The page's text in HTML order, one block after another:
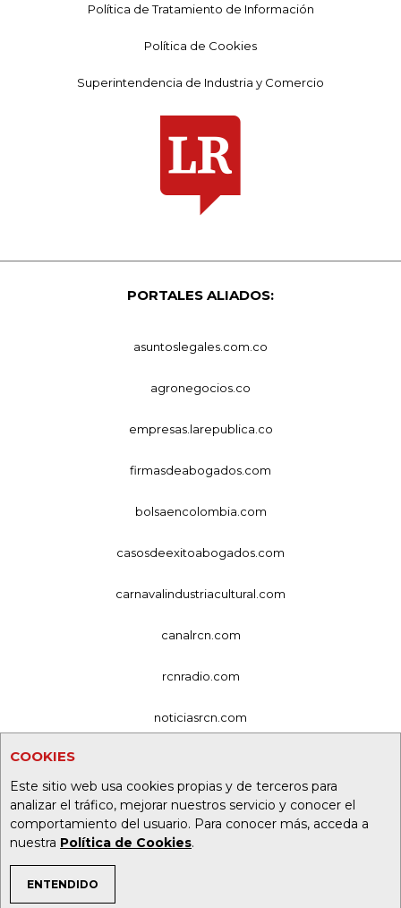
COOKIES
Este sitio web usa cookies propias y de terceros para
analizar el tráfico, mejorar nuestros servicio y conocer el
comportamiento del usuario. Para conocer más, acceda a
nuestra Política de Cookies.
ENTENDIDO
TEMAS DE INTERÉS
Política de Tratamiento de Información
Política de Cookies
Superintendencia de Industria y Comercio
PORTALES ALIADOS:
asuntoslegales.com.co
agronegocios.co
empresas.larepublica.co
firmasdeabogados.com
bolsaencolombia.com
casosdeexitoabogados.com
carnavalindustriacultural.com
canalrcn.com
rcnradio.com
noticiasrcn.com
alerta.com.co
deportesrcn.com
Organización Ardila Lülle - oal.com.co